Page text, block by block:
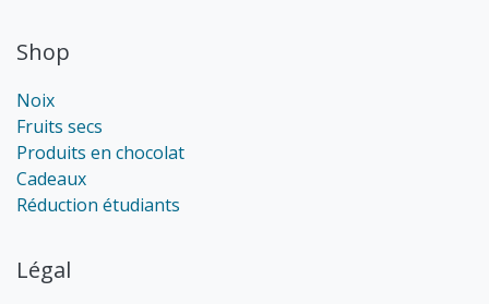
Shop
Noix
Fruits secs
Produits en chocolat
Cadeaux
Réduction étudiants
Légal